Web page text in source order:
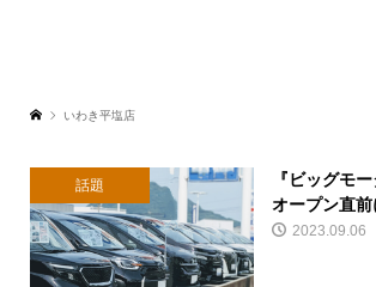
いわき平塩店
話題
『ビッグモ
オープン直
2023.09.06